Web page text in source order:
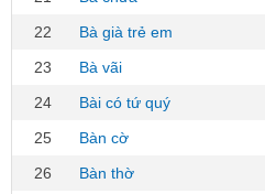
22
Bà già trẻ em
23
Bà vãi
24
Bài có tứ quý
25
Bàn cờ
26
Bàn thờ